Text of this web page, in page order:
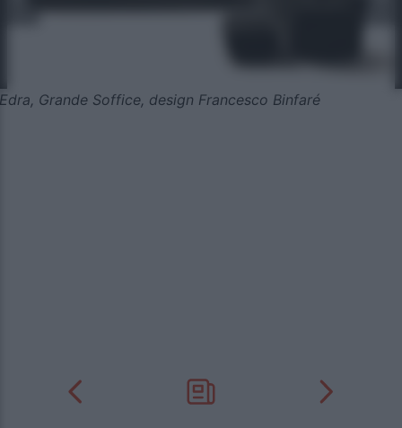
Edra, Grande Soffice, design Francesco Binfaré